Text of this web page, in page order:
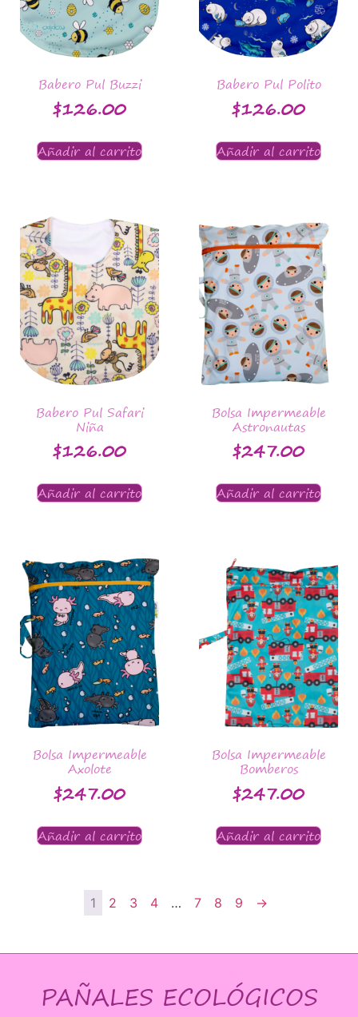
Babero Pul Buzzi
$126.00
Añadir al carrito
Babero Pul Polito
$126.00
Añadir al carrito
Babero Pul Safari
Niña
$126.00
Añadir al carrito
Bolsa Impermeable
Astronautas
$247.00
Añadir al carrito
Bolsa Impermeable
Axolote
$247.00
Añadir al carrito
Bolsa Impermeable
Bomberos
$247.00
Añadir al carrito
1 2 3 4 … 7 8 9 →
PAÑALES ECOLÓGICOS